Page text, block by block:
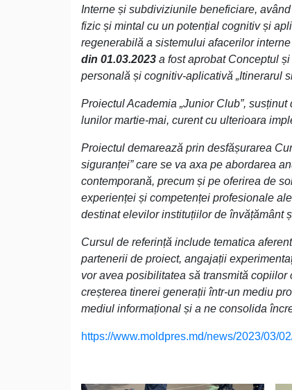
Interne și subdiviziunile beneficiare,
fizic și mintal cu un potențial cognitiv și
regenerabilă a sistemului afacerilor
din 01.03.2023 a fost aprobat Conceptul
personală și cognitiv-aplicativă „Itinerarul
Proiectul Academia „Junior Club”,
lunilor martie-mai, curent cu ulterioara
Proiectul demarează prin desfășurarea
siguranței” care se va axa pe abordarea
contemporană, precum și pe oferirea de
experienței și competenței profesionale
destinat elevilor instituțiilor de învățământ
Cursul de referință include tematica
partenerii de proiect, angajații
vor avea posibilitatea să transmită
creșterea tinerei generații într-un mediu
mediul informațional și a ne consolida
https://www.moldpres.md/news/2023/03/